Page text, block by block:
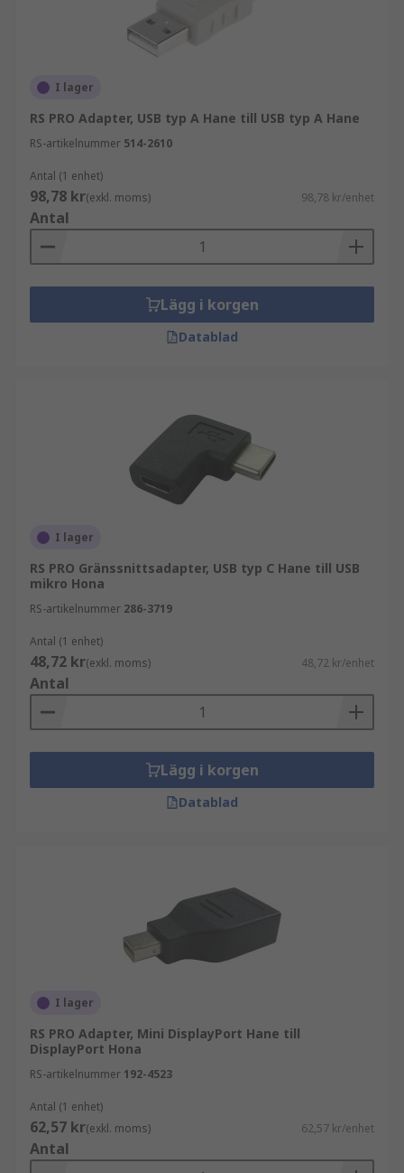
I lager
RS PRO Adapter, USB typ A Hane till USB typ A Hane
RS-artikelnummer 514-2610
Antal (1 enhet)
98,78 kr(exkl. moms) 98,78 kr/enhet
Antal
Lägg i korgen
Datablad
I lager
RS PRO Gränssnittsadapter, USB typ C Hane till USB
mikro Hona
RS-artikelnummer 286-3719
Antal (1 enhet)
48,72 kr(exkl. moms) 48,72 kr/enhet
Antal
Lägg i korgen
Datablad
I lager
RS PRO Adapter, Mini DisplayPort Hane till
DisplayPort Hona
RS-artikelnummer 192-4523
Antal (1 enhet)
62,57 kr(exkl. moms) 62,57 kr/enhet
Antal